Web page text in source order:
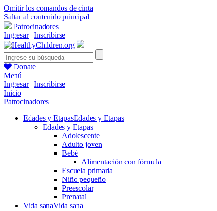
Omitir los comandos de cinta
Saltar al contenido principal
Patrocinadores
Ingresar| Inscribirse
Donate
Menú
Ingresar| Inscribirse
Inicio
Patrocinadores
Edades y EtapasEdades y Etapas
Edades y Etapas
Adolescente
Adulto joven
Bebé
Alimentación con fórmula
Escuela primaria
Niño pequeño
Preescolar
Prenatal
Vida sanaVida sana